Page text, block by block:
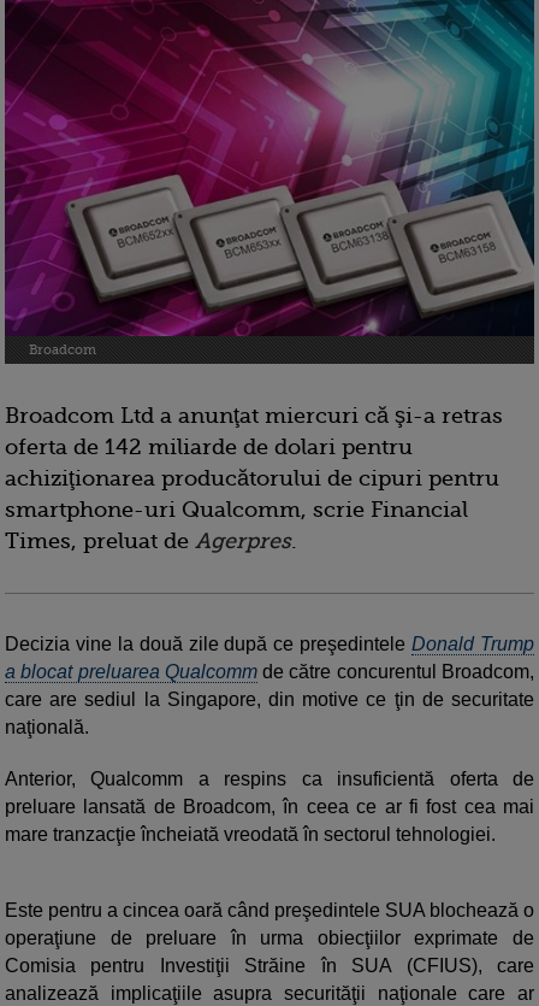
Broadcom
Broadcom Ltd a anunţat miercuri că şi-a retras
oferta de 142 miliarde de dolari pentru
achiziţionarea producătorului de cipuri pentru
smartphone-uri Qualcomm, scrie Financial
Times, preluat de Agerpres.
Decizia vine la două zile după ce preşedinteleDonald Trump
a blocat preluarea Qualcommde către concurentul Broadcom,
care are sediul la Singapore, din motive ce ţin de securitate
naţională.
Anterior, Qualcomm a respins ca insuficientă oferta de
preluare lansată de Broadcom, în ceea ce ar fi fost cea mai
mare tranzacţie încheiată vreodată în sectorul tehnologiei.
Este pentru a cincea oară când preşedintele SUA blochează o
operaţiune de preluare în urma obiecţiilor exprimate de
Comisia pentru Investiţii Străine în SUA (CFIUS), care
analizează implicaţiile asupra securităţii naţionale care ar